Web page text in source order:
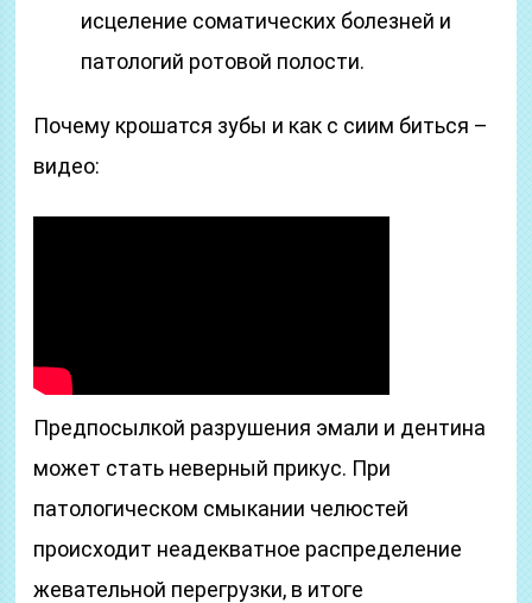
исцеление соматических болезней и
патологий ротовой полости.
Почему крошатся зубы и как с сиим биться –
видео:
Предпосылкой разрушения эмали и дентина
может стать неверный прикус. При
патологическом смыкании челюстей
происходит неадекватное распределение
жевательной перегрузки, в итоге